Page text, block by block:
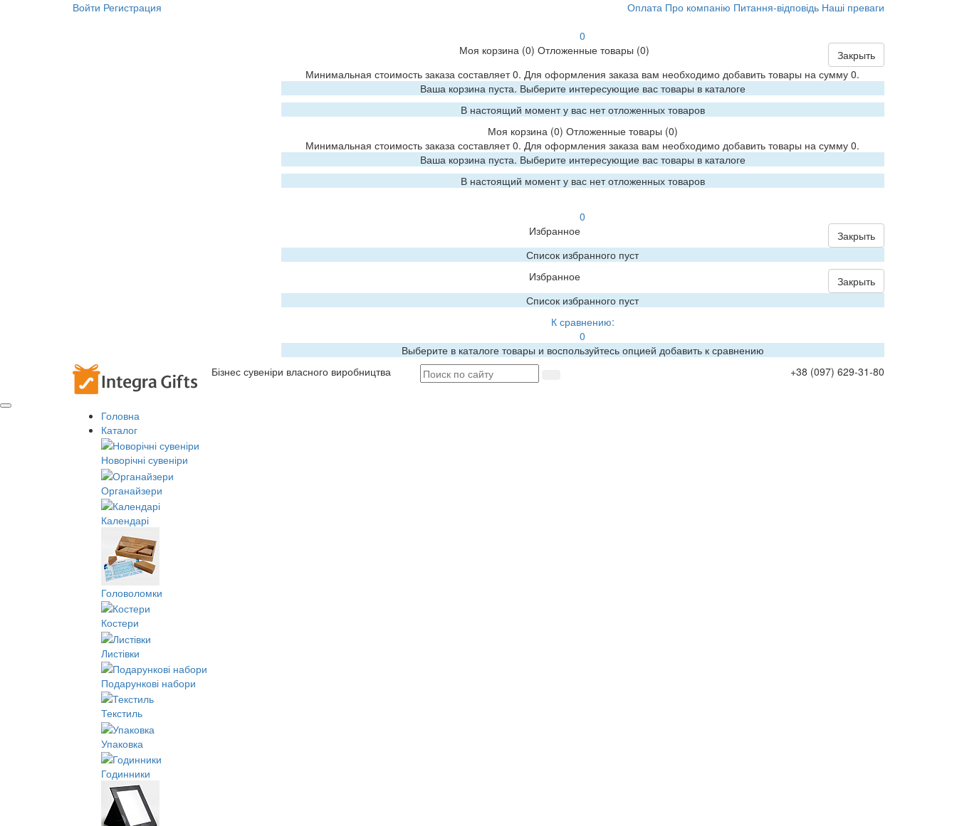
Войти Регистрация Оплата Про компанію Питання-відповідь Наші преваги
0
Моя корзина (0) Отложенные товары (0)
Закрыть
Минимальная стоимость заказа составляет 0. Для оформления заказа вам необходимо добавить товары на сумму 0.
Ваша корзина пуста. Выберите интересующие вас товары в каталоге
В настоящий момент у вас нет отложенных товаров
Моя корзина(0) Отложенные товары (0)
Минимальная стоимость заказа составляет 0. Для оформления заказа вам необходимо добавить товары на сумму 0.
Ваша корзина пуста. Выберите интересующие вас товары в каталоге
В настоящий момент у вас нет отложенных товаров
0
Избранное
Закрыть
Список избранного пуст
Избранное
Закрыть
Список избранного пуст
К сравнению:
0
Выберите в каталоге товары и воспользуйтесь опцией добавить к сравнению
Бізнес сувеніри власного виробництва
+38 (097) 629-31-80
Головна
Каталог
Новорічні сувеніри
Органайзери
Календарі
Головоломки
Костери
Листівки
Подарункові набори
Текстиль
Упаковка
Годинники